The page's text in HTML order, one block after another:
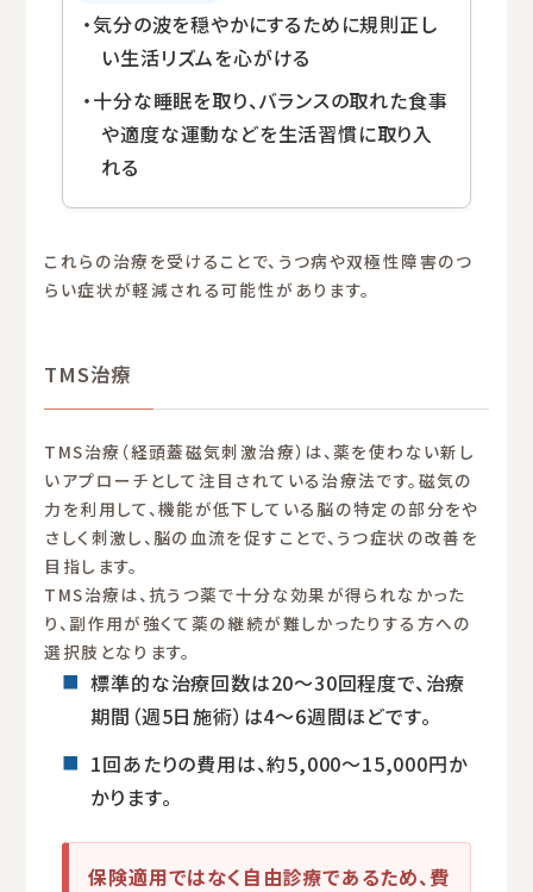
・気分の波を穏やかにするために規則正し
い生活リズムを心がける
・十分な睡眠を取り、バランスの取れた食事
や適度な運動などを生活習慣に取り入
れる
これらの治療を受けることで、うつ病や双極性障害のつ
らい症状が軽減される可能性があります。
TMS治療
TMS治療（経頭蓋磁気刺激治療）は、薬を使わない新し
いアプローチとして注目されている治療法です。磁気の
力を利用して、機能が低下している脳の特定の部分をや
さしく刺激し、脳の血流を促すことで、うつ症状の改善を
目指します。
TMS治療は、抗うつ薬で十分な効果が得られなかった
り、副作用が強くて薬の継続が難しかったりする方への
選択肢となります。
標準的な治療回数は20〜30回程度で、治療
期間（週5日施術）は4〜6週間ほどです。
1回あたりの費用は、約5,000〜15,000円か
かります。
保険適用ではなく自由診療であるため、費